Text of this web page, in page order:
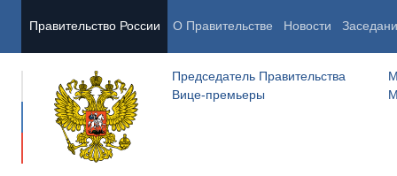
Правительство России О Правительстве Новости
Председатель Правительства
Вице-премьеры